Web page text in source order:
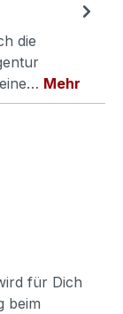
die
Mehr
für Dich
beim